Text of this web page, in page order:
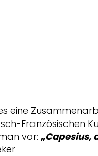
eine
Französischen
vor: „Capesius,